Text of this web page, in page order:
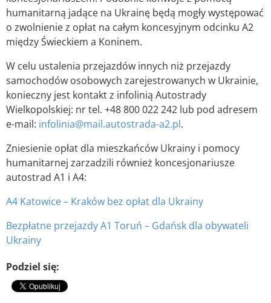
humanitarną jadące na Ukrainę będą mogły występować
o zwolnienie z opłat na całym koncesyjnym odcinku A2
między Świeckiem a Koninem.
W celu ustalenia przejazdów innych niż przejazdy
samochodów osobowych zarejestrowanych w Ukrainie,
konieczny jest kontakt z infolinią Autostrady
Wielkopolskiej: nr tel. +48 800 022 242 lub pod adresem
e-mail: infolinia@mail.autostrada-a2.pl.
Zniesienie opłat dla mieszkańców Ukrainy i pomocy
humanitarnej zarzadzili również koncesjonariusze
autostrad A1 i A4:
A4 Katowice – Kraków bez opłat dla Ukrainy
Bezpłatne przejazdy A1 Toruń – Gdańsk dla obywateli
Ukrainy
Podziel się: